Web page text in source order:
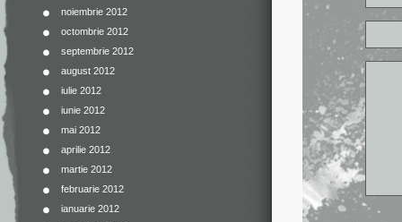
noiembrie 2012
octombrie 2012
septembrie 2012
august 2012
iulie 2012
iunie 2012
mai 2012
aprilie 2012
martie 2012
februarie 2012
ianuarie 2012